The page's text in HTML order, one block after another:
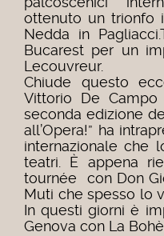
ottenuto un trionfo
Nedda in
Bucarest per un
Lecouvreur.
Chiude questo
Vittorio De
seconda edizione
all’Opera!” ha
internazionale che
teatri. È appena
tournée con Don
Muti che spesso lo
In questi giorni è
Genova con La